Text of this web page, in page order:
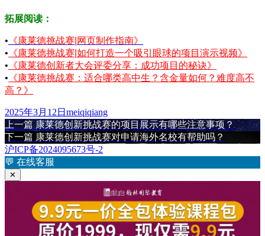
拓展阅读：
• 《康莱德挑战赛|网页制作指南》
• 《康莱德挑战赛|如何打造一个吸引眼球的项目演示视频》
• 《康莱德创新者大会评委分享：成功项目的秘诀》
• 《康莱德挑战赛：适合哪类高中生？含金量如何？难度高不
高？》
发
布
于
2025年3月12日 作
者
meiqiqiang
文
章
导
航
上一篇 上
篇
文
章：
康莱德创新挑战赛的项目展示有哪些注意事项？
下一篇 下
篇
文
康莱德创新挑战赛对申请海外名校有帮助吗？
沪ICP备2024095673号-2
💬 在线客服
✕